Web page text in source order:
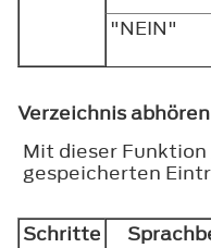
"NEIN"
Verzeichnis abhören
Mit dieser
gespeicherten
Schritte